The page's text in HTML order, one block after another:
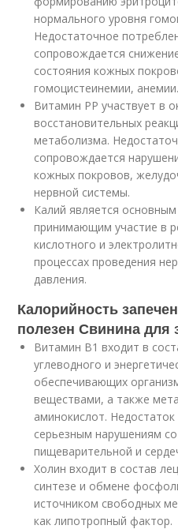
нормального уровня
Недостаточное
сопровождается
состояния кожных
гомоцистеинемии, анемии.
Витамин РР участвует в
восстановительных
метаболизма.
сопровождается
кожных покровов,
нервной системы.
Калий является
принимающим участие в
кислотного и
процессах проведения
давления.
Калорийность
полезен Свинина для
Витамин В1 входит в
углеводного и
обеспечивающих
веществами, а также
аминокислот.
серьезным нарушениям
пищеварительной и
Холин входит в состав
синтезе и обмене
источником свободных
как липотропный фактор.